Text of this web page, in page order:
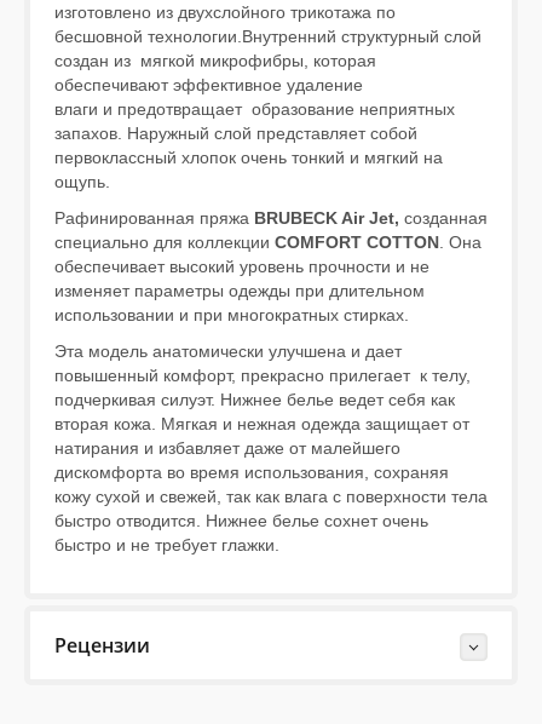
изготовлено из двухслойного трикотажа по
бесшовной технологии.Внутренний структурный слой
создан из мягкой микрофибры, которая
обеспечивают эффективное удаление
влаги и предотвращает образование неприятных
запахов. Наружный слой представляет собой
первоклассный хлопок очень тонкий и мягкий на
ощупь.
Рафинированная пряжа BRUBECK Air Jet, созданная
специально для коллекции COMFORT COTTON . Она
обеспечивает высокий уровень прочности и не
изменяет параметры одежды при длительном
использовании и при многократных стирках.
Эта модель анатомически улучшена и дает
повышенный комфорт, прекрасно прилегает к телу,
подчеркивая силуэт. Нижнее белье ведет cебя как
вторая кожа. Мягкая и нежная одежда защищает от
натирания и избавляет даже от малейшего
дискомфорта во время использования, сохраняя
кожу сухой и свежей, так как влага с поверхности тела
быстро отводится. Нижнее белье сохнет очень
быстро и не требует глажки.
Рецензии